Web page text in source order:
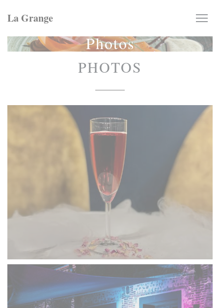
La Grange
Photos
PHOTOS